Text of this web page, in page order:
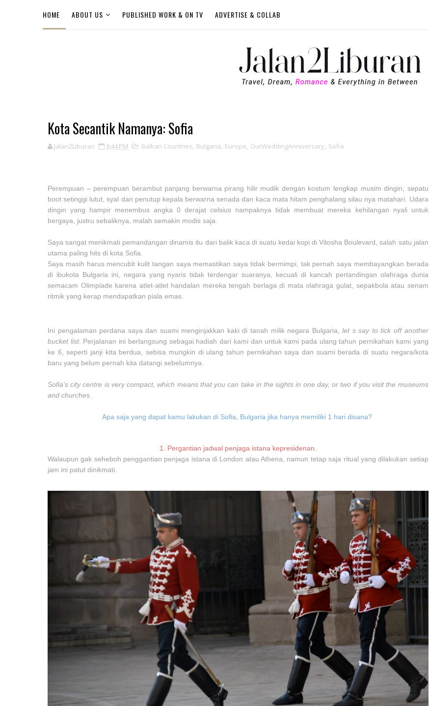
HOME ABOUT US PUBLISHED WORK & ON TV ADVERTISE & COLLAB
Kota Secantik Namanya: Sofia
Jalan2Liburan 9:44 PM Balkan Countries, Bulgaria, Europe, OurWeddingAnniversary, Sofia
Perempuan – perempuan berambut panjang berwarna pirang hilir mudik dengan kostum lengkap musim dingin, sepatu
boot setinggi lutut, syal dan penutup kepala berwarna senada dan kaca mata hitam penghalang silau nya matahari. Udara
dingin yang hampir menembus angka 0 derajat celsius nampaknya tidak membuat mereka kehilangan nyali untuk
bergaya, justru sebaliknya, malah semakin modis saja.
Saya sangat menikmati pemandangan dinamis itu dari balik kaca di suatu kedai kopi di Vitosha Boulevard, salah satu jalan
utama paling hits di kota Sofia.
Saya masih harus mencubit kulit tangan saya memastikan saya tidak bermimpi, tak pernah saya membayangkan berada
di ibukota Bulgaria ini, negara yang nyaris tidak terdengar suaranya, kecuali di kancah pertandingan olahraga dunia
semacam Olimpiade karena atlet-atlet handalan mereka tengah berlaga di mata olahraga gulat, sepakbola atau senam
ritmik yang kerap mendapatkan piala emas.
Ini pengalaman perdana saya dan suami menginjakkan kaki di tanah milik negara Bulgaria,let s say to tick off another
bucket list. Perjalanan ini berlangsung sebagai hadiah dari kami dan untuk kami pada ulang tahun pernikahan kami yang
ke 6, seperti janji kita berdua, sebisa mungkin di ulang tahun pernikahan saya dan suami berada di suatu negara/kota
baru yang belum pernah kita datangi sebelumnya.
Sofia's city centre is very compact, which means that you can take in the sights in one day, or two if you visit the museums
and churches
Apa saja yang dapat kamu lakukan di Sofia, Bulgaria jika hanya memiliki 1 hari disana?
1. Pergantian jadwal penjaga istana kepresidenan.
Walaupun gak seheboh penggantian penjaga istana di London atau Athena, namun tetap saja ritual yang dilakukan setiap
jam ini patut dinikmati.